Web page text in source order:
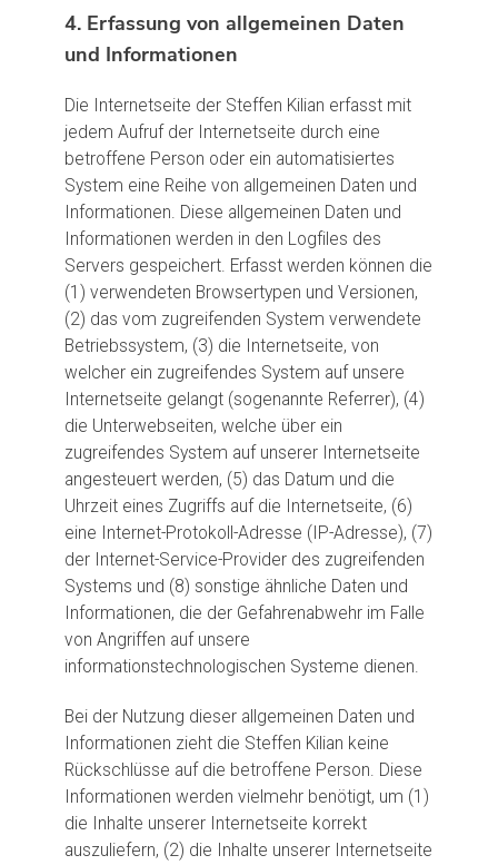
4. Erfassung von allgemeinen Daten
und Informationen
Die Internetseite der Steffen Kilian erfasst mit
jedem Aufruf der Internetseite durch eine
betroffene Person oder ein automatisiertes
System eine Reihe von allgemeinen Daten und
Informationen. Diese allgemeinen Daten und
Informationen werden in den Logfiles des
Servers gespeichert. Erfasst werden können die
(1) verwendeten Browsertypen und Versionen,
(2) das vom zugreifenden System verwendete
Betriebssystem, (3) die Internetseite, von
welcher ein zugreifendes System auf unsere
Internetseite gelangt (sogenannte Referrer), (4)
die Unterwebseiten, welche über ein
zugreifendes System auf unserer Internetseite
angesteuert werden, (5) das Datum und die
Uhrzeit eines Zugriffs auf die Internetseite, (6)
eine Internet-Protokoll-Adresse (IP-Adresse), (7)
der Internet-Service-Provider des zugreifenden
Systems und (8) sonstige ähnliche Daten und
Informationen, die der Gefahrenabwehr im Falle
von Angriffen auf unsere
informationstechnologischen Systeme dienen.
Bei der Nutzung dieser allgemeinen Daten und
Informationen zieht die Steffen Kilian keine
Rückschlüsse auf die betroffene Person. Diese
Informationen werden vielmehr benötigt, um (1)
die Inhalte unserer Internetseite korrekt
auszuliefern, (2) die Inhalte unserer Internetseite